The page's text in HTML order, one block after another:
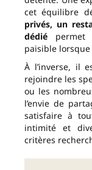
cet équilibre
privés, un
dédié permet
paisible lorsque
À l’inverse, il
rejoindre les
ou les
l’envie de
satisfaire à
intimité et
critères